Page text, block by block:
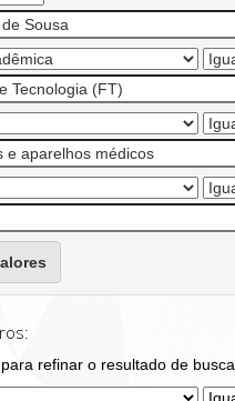
refinar o resultado de busca.